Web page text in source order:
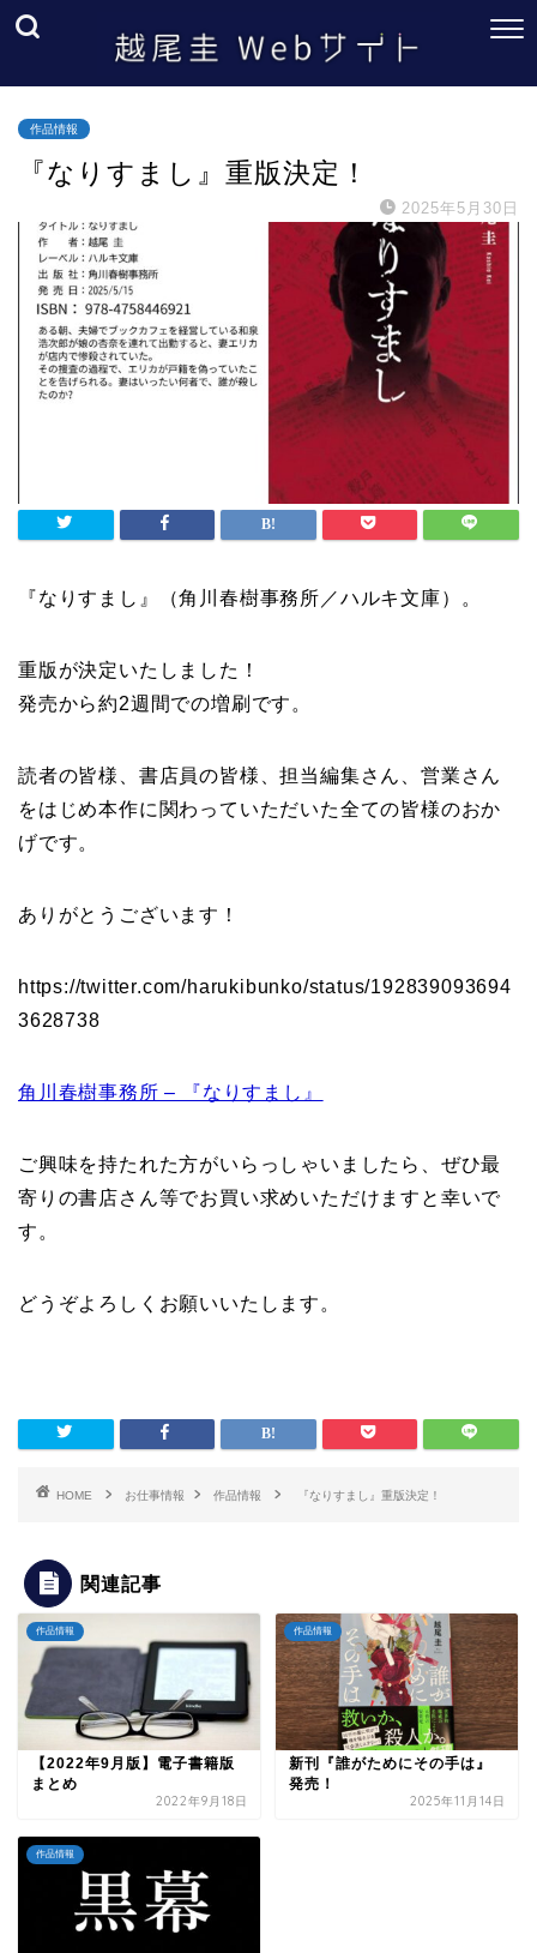
作品情報
『なりすまし』重版決定！
2025年5月30日
『なりすまし』（角川春樹事務所／ハルキ文庫）。
重版が決定いたしました！
発売から約2週間での増刷です。
読者の皆様、書店員の皆様、担当編集さん、営業さん
をはじめ本作に関わっていただいた全ての皆様のおか
げです。
ありがとうございます！
https://twitter.com/harukibunko/status/192839093694
3628738
角川春樹事務所 – 『なりすまし』
ご興味を持たれた方がいらっしゃいましたら、ぜひ最
寄りの書店さん等でお買い求めいただけますと幸いで
す。
どうぞよろしくお願いいたします。
HOME お仕事情報 作品情報 『なりすまし』重版決定！
関連記事
作品情報
【2022年9月版】電子書籍版
まとめ
2022年9月18日
作品情報
新刊『誰がためにその手は』
発売！
2025年11月14日
作品情報